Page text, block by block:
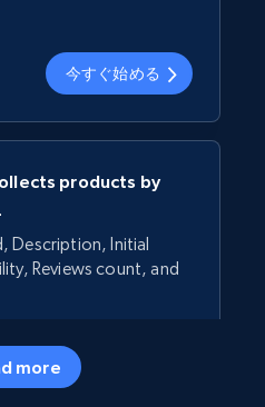
今すぐ始める
products by
Description, Initial
Reviews count, and
今すぐ始める
more